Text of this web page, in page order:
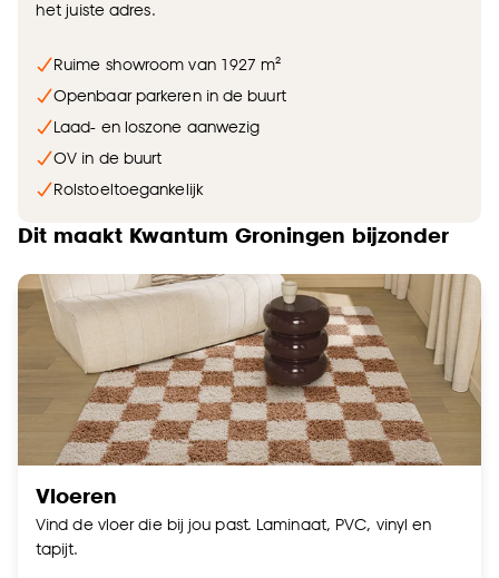
het juiste adres.
Ruime showroom van 1927 m²
Openbaar parkeren in de buurt
Laad- en loszone aanwezig
OV in de buurt
Rolstoeltoegankelijk
Dit maakt Kwantum Groningen bijzonder
Vloeren
Vind de vloer die bij jou past. Laminaat, PVC, vinyl en
tapijt.